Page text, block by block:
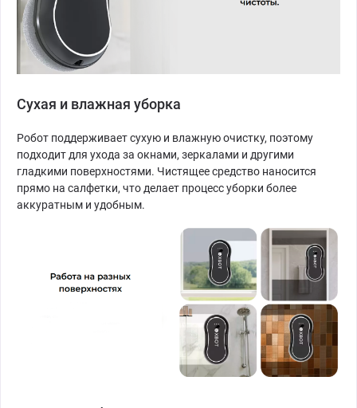
Сухая и влажная уборка
Робот поддерживает сухую и влажную очистку, поэтому
подходит для ухода за окнами, зеркалами и другими
гладкими поверхностями. Чистящее средство наносится
прямо на салфетки, что делает процесс уборки более
аккуратным и удобным.